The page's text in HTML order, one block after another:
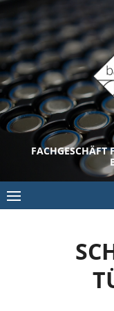
to
content
FACHGESCHÄFT